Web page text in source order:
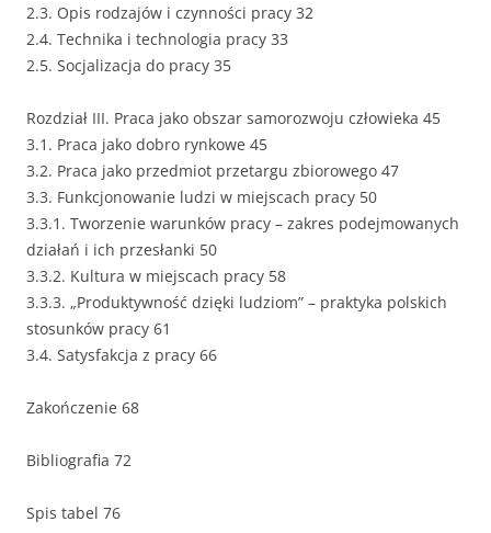
2.3. Opis rodzajów i czynności pracy 32
2.4. Technika i technologia pracy 33
2.5. Socjalizacja do pracy 35
Rozdział III. Praca jako obszar samorozwoju człowieka 45
3.1. Praca jako dobro rynkowe 45
3.2. Praca jako przedmiot przetargu zbiorowego 47
3.3. Funkcjonowanie ludzi w miejscach pracy 50
3.3.1. Tworzenie warunków pracy – zakres podejmowanych
działań i ich przesłanki 50
3.3.2. Kultura w miejscach pracy 58
3.3.3. „Produktywność dzięki ludziom” – praktyka polskich
stosunków pracy 61
3.4. Satysfakcja z pracy 66
Zakończenie 68
Bibliografia 72
Spis tabel 76